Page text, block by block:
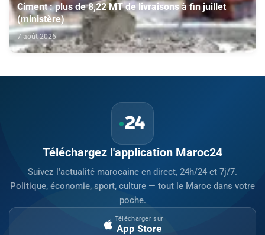
Ciment : plus de 8,22 MT de livraisons à fin juillet
(ministère)
7 août 2026
Téléchargez l'application Maroc24
Suivez l'actualité marocaine en direct, 24h/24 et 7j/7.
Politique, économie, sport, culture — tout le Maroc dans votre
poche.
Télécharger sur
App Store